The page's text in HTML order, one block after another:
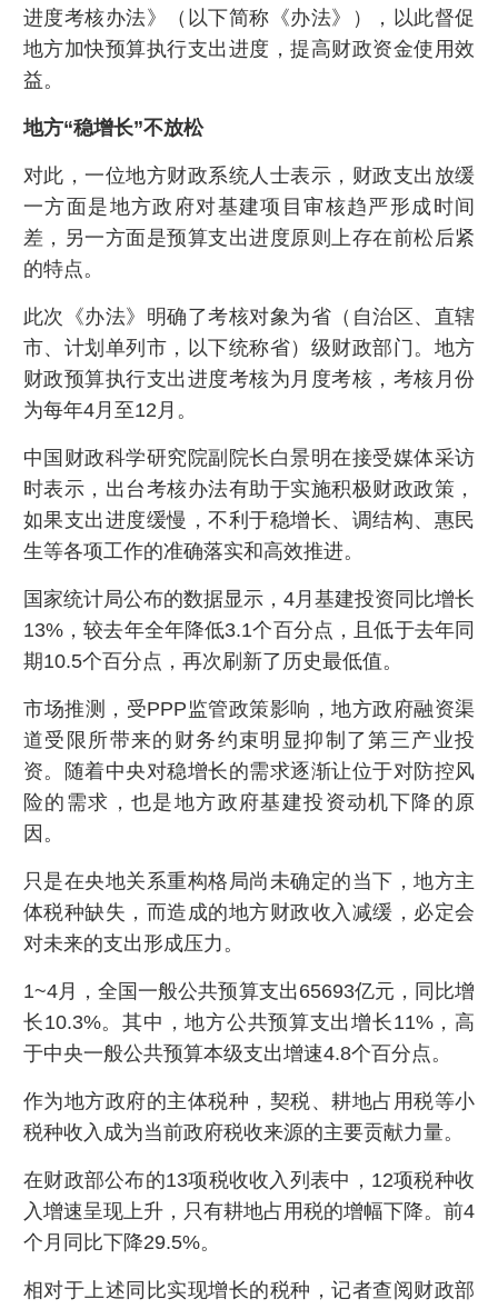
进度考核办法》（以下简称《办法》），以此督促
地方加快预算执行支出进度，提高财政资金使用效
益。
地方“稳增长”不放松
对此，一位地方财政系统人士表示，财政支出放缓
一方面是地方政府对基建项目审核趋严形成时间
差，另一方面是预算支出进度原则上存在前松后紧
的特点。
此次《办法》明确了考核对象为省（自治区、直辖
市、计划单列市，以下统称省）级财政部门。地方
财政预算执行支出进度考核为月度考核，考核月份
为每年4月至12月。
中国财政科学研究院副院长白景明在接受媒体采访
时表示，出台考核办法有助于实施积极财政政策，
如果支出进度缓慢，不利于稳增长、调结构、惠民
生等各项工作的准确落实和高效推进。
国家统计局公布的数据显示，4月基建投资同比增长
13%，较去年全年降低3.1个百分点，且低于去年同
期10.5个百分点，再次刷新了历史最低值。
市场推测，受PPP监管政策影响，地方政府融资渠
道受限所带来的财务约束明显抑制了第三产业投
资。随着中央对稳增长的需求逐渐让位于对防控风
险的需求，也是地方政府基建投资动机下降的原
因。
只是在央地关系重构格局尚未确定的当下，地方主
体税种缺失，而造成的地方财政收入减缓，必定会
对未来的支出形成压力。
1~4月，全国一般公共预算支出65693亿元，同比增
长10.3%。其中，地方公共预算支出增长11%，高
于中央一般公共预算本级支出增速4.8个百分点。
作为地方政府的主体税种，契税、耕地占用税等小
税种收入成为当前政府税收来源的主要贡献力量。
在财政部公布的13项税收收入列表中，12项税种收
入增速呈现上升，只有耕地占用税的增幅下降。前4
个月同比下降29.5%。
相对于上述同比实现增长的税种，记者查阅财政部